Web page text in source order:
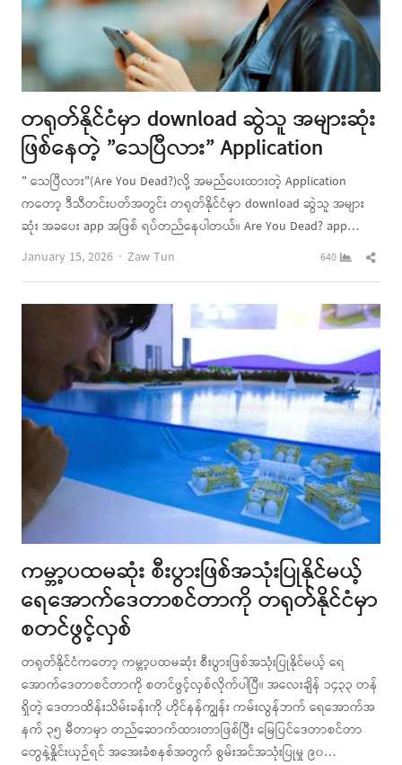
တရုတ်နိုင်ငံမှာ download ဆွဲသူ အများဆုံး
ဖြစ်နေတဲ့ ”သေပြီလား” Application
” သေပြီလား”(Are You Dead?)လို့ အမည်ပေးထားတဲ့ Application
ကတော့ ဒီသီတင်းပတ်အတွင်း တရုတ်နိုင်ငံမှာ download ဆွဲသူ အများ
ဆုံး အခပေး app အဖြစ် ရပ်တည်နေပါတယ်။ Are You Dead? app…
January 15, 2026
Author
Zaw Tun 640
ကမ္ဘာ့ပထမဆုံး စီးပွားဖြစ်အသုံးပြုနိုင်မယ့်
ရေအောက်ဒေတာစင်တာကို တရုတ်နိုင်ငံမှာ
စတင်ဖွင့်လှစ်
တရုတ်နိုင်ငံကတော့ ကမ္ဘာ့ပထမဆုံး စီးပွားဖြစ်အသုံးပြုနိုင်မယ့် ရေ
အောက်ဒေတာစင်တာကို စတင်ဖွင့်လှစ်လိုက်ပါပြီ။ အလေးချိန် ၁၄၃၃ တန်
ရှိတဲ့ ဒေတာထိန်းသိမ်းခန်းကို ဟိုင်နန်ကျွန်း ကမ်းလွန်ဘက် ရေအောက်အ
နက် ၃၅ မီတာမှာ တည်ဆောက်ထားတာဖြစ်ပြီး မြေပြင်ဒေတာစင်တာ
တွေနဲ့နှိုင်းယှဉ်ရင် အအေးခံစနစ်အတွက် စွမ်းအင်အသုံးပြုမှု ၉၀…